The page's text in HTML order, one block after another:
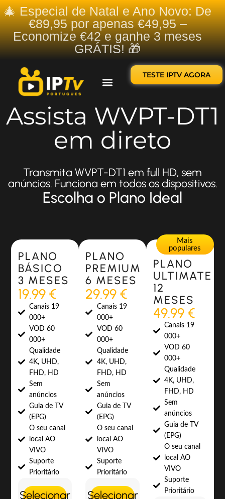
🎄 Especial de Natal e Ano Novo: De
€89,95 por apenas €49,95 –
Economize €42 e ganhe 3 meses
GRÁTIS! 🎁
TESTE IPTV AGORA
Assista WVPT-DT1
em direto
Transmita WVPT-DT1 em full HD, sem
anúncios. Funciona em todos os dispositivos.
Escolha o Plano Ideal
Most Popular
PLANO
BÁSICO
3 MESES
19.99 €
Canais 19
000+
VOD 60
000+
Qualidade
4K, UHD,
FHD, HD
Sem
anúncios
Guia de TV
(EPG)
O seu canal
local AO
VIVO
Suporte
Prioritário
Selecionar
Most Popular
PLANO
PREMIUM
6 MESES
29.99 €
Canais 19
000+
VOD 60
000+
Qualidade
4K, UHD,
FHD, HD
Sem
anúncios
Guia de TV
(EPG)
O seu canal
local AO
VIVO
Suporte
Prioritário
Selecionar
Mais
populares
PLANO
ULTIMATE
12
MESES
49.99 €
Canais 19
000+
VOD 60
000+
Qualidade
4K, UHD,
FHD, HD
Sem
anúncios
Guia de TV
(EPG)
O seu canal
local AO
VIVO
Suporte
Prioritário